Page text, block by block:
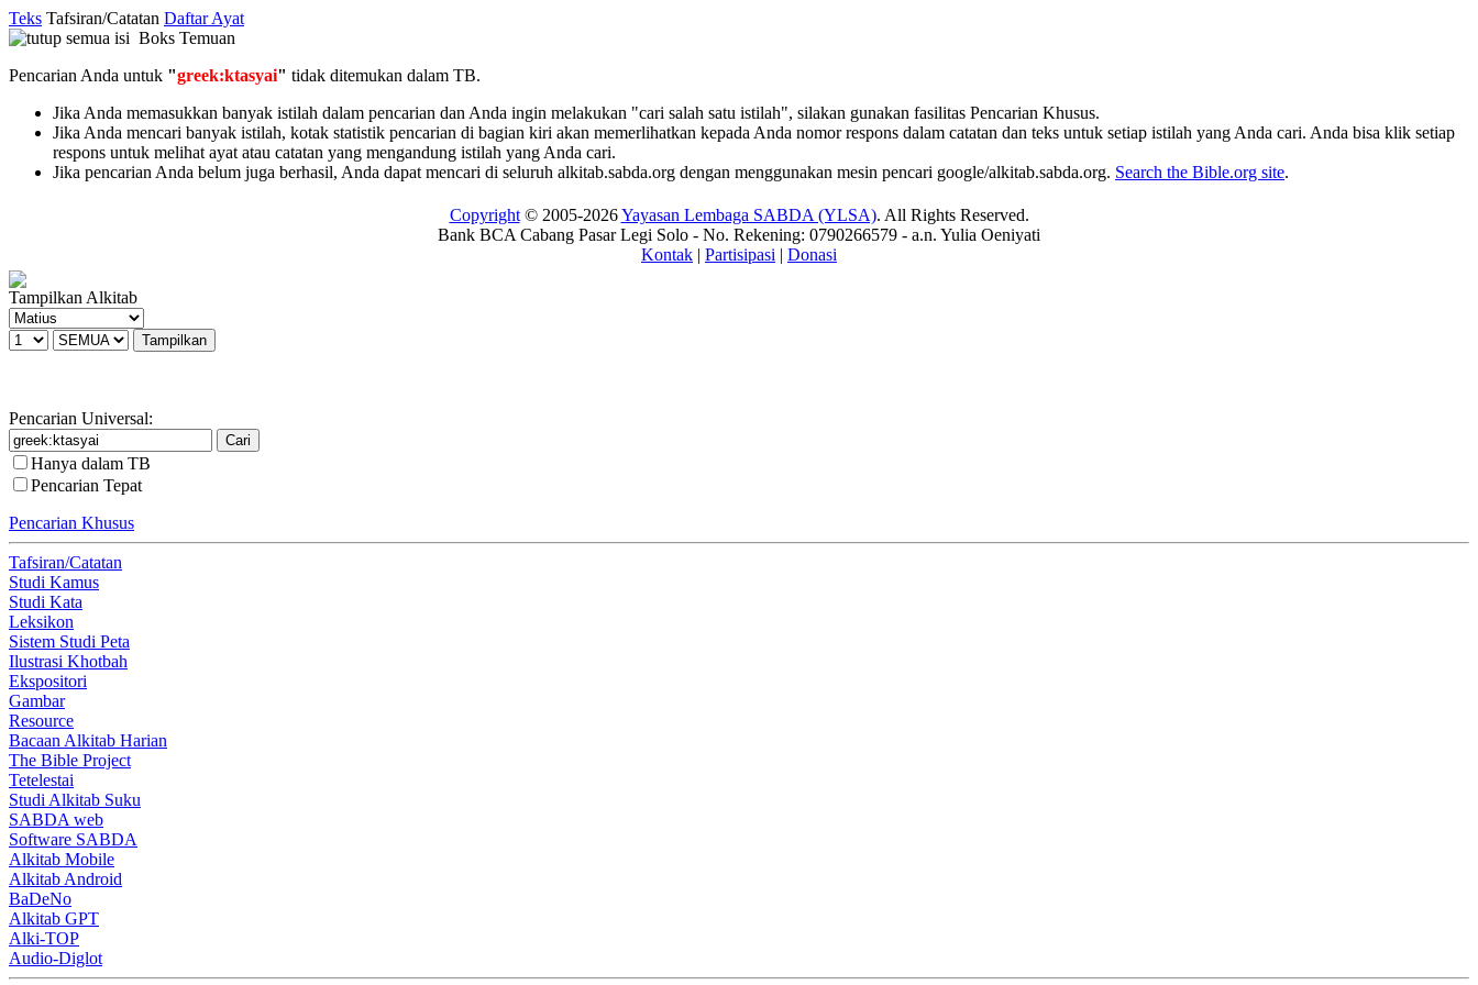
Teks Tafsiran/Catatan Daftar Ayat
Boks Temuan
Pencarian Anda untuk "greek:ktasyai" tidak ditemukan dalam TB.
Jika Anda memasukkan banyak istilah dalam pencarian dan Anda ingin melakukan "cari salah satu istilah", silakan gunakan fasilitas Pencarian Khusus.
Jika Anda mencari banyak istilah, kotak statistik pencarian di bagian kiri akan memerlihatkan kepada Anda nomor respons dalam catatan dan teks untuk setiap istilah yang Anda cari. Anda bisa klik setiap
respons untuk melihat ayat atau catatan yang mengandung istilah yang Anda cari.
Jika pencarian Anda belum juga berhasil, Anda dapat mencari di seluruh alkitab.sabda.org dengan menggunakan mesin pencari google/alkitab.sabda.org. Search the Bible.org site.
Copyright© 2005-2026Yayasan Lembaga SABDA (YLSA). All Rights Reserved.
Bank BCA Cabang Pasar Legi Solo - No. Rekening: 0790266579 - a.n. Yulia Oeniyati
Kontak | Partisipasi | Donasi
Tampilkan Alkitab
Pencarian Universal:
Hanya dalam TB
Pencarian Tepat
Pencarian Khusus
Tafsiran/Catatan
Studi Kamus
Studi Kata
Leksikon
Sistem Studi Peta
Ilustrasi Khotbah
Ekspositori
Gambar
Resource
Bacaan Alkitab Harian
The Bible Project
Tetelestai
Studi Alkitab Suku
SABDA web
Software SABDA
Alkitab Mobile
Alkitab Android
BaDeNo
Alkitab GPT
Alki-TOP
Audio-Diglot